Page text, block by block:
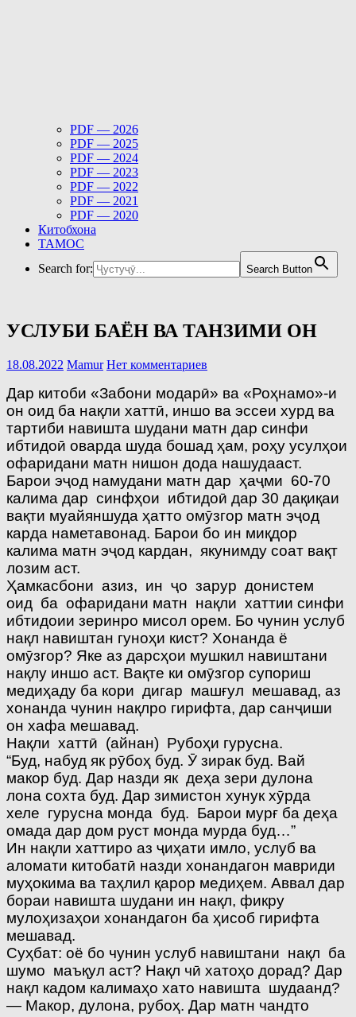
PDF — 2026
PDF — 2025
PDF — 2024
PDF — 2023
PDF — 2022
PDF — 2021
PDF — 2020
Китобхона
ТАМОС
Search for:
Search Button
УСЛУБИ БАЁН ВА ТАНЗИМИ ОН
18.08.2022 Mamur Нет комментариев
Дар китоби «Забони модарӣ» ва «Роҳнамо»-и
он оид ба нақли хаттӣ, иншо ва эссеи хурд ва
тартиби навишта шудани матн дар синфи
ибтидоӣ оварда шуда бошад ҳам, роҳу усулҳои
офаридани матн нишон дода нашудааст.
Барои эҷод намудани матн дар ҳаҷми 60-70
калима дар синфҳои ибтидоӣ дар 30 дақиқаи
вақти муайяншуда ҳатто омӯзгор матн эҷод
карда наметавонад. Барои бо ин миқдор
калима матн эҷод кардан, якунимду соат вақт
лозим аст.
Ҳамкасбони азиз, ин ҷо зарур донистем
оид ба офаридани матн нақли хаттии синфи
ибтидоии зеринро мисол орем. Бо чунин услуб
нақл навиштан гуноҳи кист? Хонанда ё
омӯзгор? Яке аз дарсҳои мушкил навиштани
нақлу иншо аст. Вақте ки омӯзгор супориш
медиҳаду ба кори дигар машғул мешавад, аз
хонанда чунин нақлро гирифта, дар санҷиши
он хафа мешавад.
Нақли хаттӣ (айнан) Рубоҳи гурусна.
“Буд, набуд як рӯбоҳ буд. Ӯ зирак буд. Вай
макор буд. Дар назди як деҳа зери дулона
лона сохта буд. Дар зимистон хунук хӯрда
хеле гурусна монда буд. Барои мурғ ба деҳа
омада дар дом руст монда мурда буд…”
Ин нақли хаттиро аз ҷиҳати имло, услуб ва
аломати китобатӣ назди хонандагон мавриди
муҳокима ва таҳлил қарор медиҳем. Аввал дар
бораи навишта шудани ин нақл, фикру
мулоҳизаҳои хонандагон ба ҳисоб гирифта
мешавад.
Суҳбат: оё бо чунин услуб навиштани нақл ба
шумо маъқул аст? Нақл чӣ хатоҳо дорад? Дар
нақл кадом калимаҳо хато навишта шудаанд?
— Макор, дулона, рубоҳ. Дар матн чандто